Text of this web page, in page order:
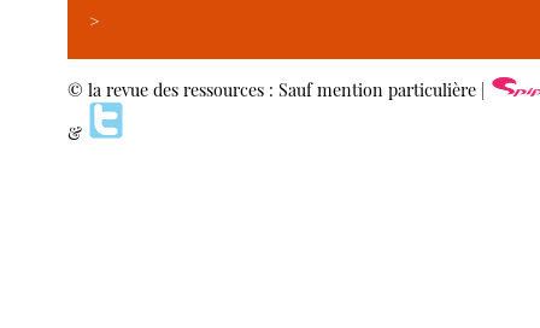
>
© la revue des ressources : Sauf mention particulière |
&